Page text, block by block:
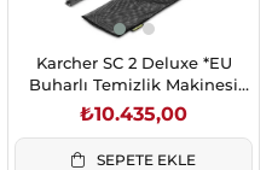
Karcher SC 2 Deluxe *EU
Buharlı Temizlik Makinesi
(1.513-400.0)
₺10.435,00
SEPETE EKLE